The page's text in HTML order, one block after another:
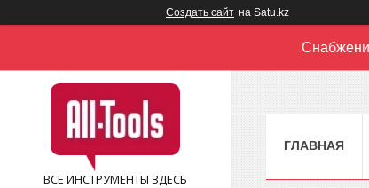
Создать сайт на Satu.kz
ВСЕ ИНСТРУМЕНТЫ ЗДЕСЬ
ГЛАВНАЯ